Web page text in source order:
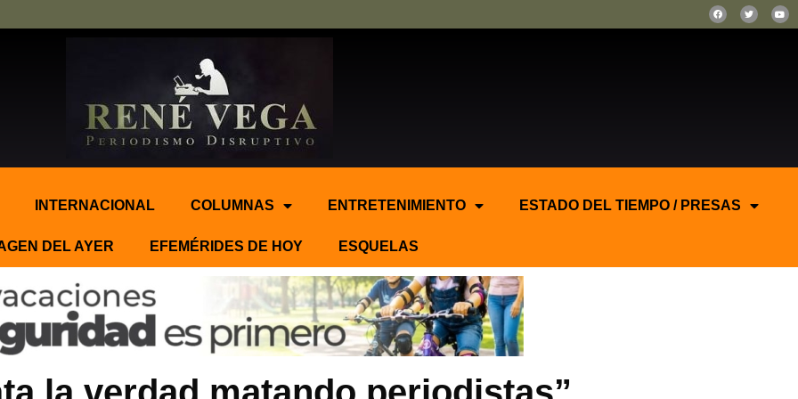
INTERNACIONAL COLUMNAS ENTRETENIMIENTO ESTADO DEL TIEMPO / PRESAS
DEL AYER EFEMÉRIDES DE HOY ESQUELAS